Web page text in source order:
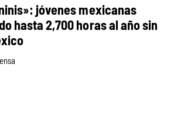
jóvenes mexicanas
hasta 2,700 horas al año sin